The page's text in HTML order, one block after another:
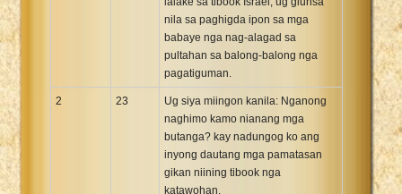
nila sa paghigda ipon sa mga
babaye nga nag-alagad sa
pultahan sa balong-balong nga
pagatiguman.
2 23
Ug siya miingon kanila: Nganong
naghimo kamo nianang mga
butanga? kay nadungog ko ang
inyong dautang mga pamatasan
gikan niining tibook nga
katawohan.